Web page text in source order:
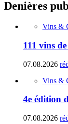
Denières
Vins &
111 vins
07.08.2026
Vins &
4e édition
07.08.2026